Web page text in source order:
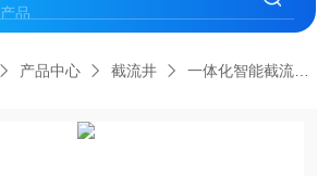
产品中心 截流井 一体化智能截流井